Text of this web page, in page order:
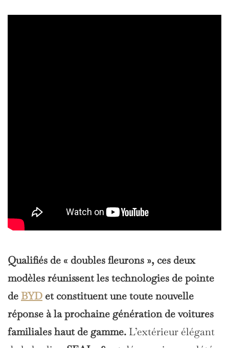
Qualifiés de « doubles fleurons », ces deux
modèles réunissent les technologies de pointe
deBYD et constituent une toute nouvelle
réponse à la prochaine génération de voitures
familiales haut de gamme. L’extérieur élégant